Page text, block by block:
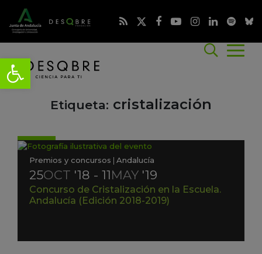
Etiqueta: cristalización
Premios y concursos | Andalucía
25OCT '18 - 11MAY '19
Concurso de Cristalización en la Escuela.
Andalucía (Edición 2018-2019)